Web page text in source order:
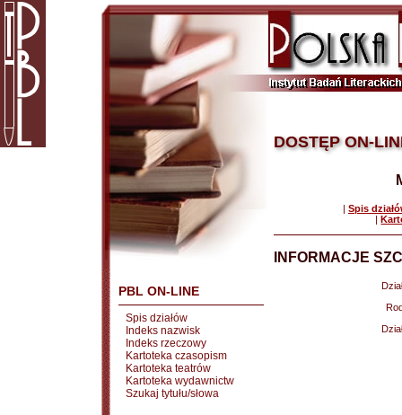
PBL ON-LINE
Spis działów
Indeks nazwisk
Indeks rzeczowy
Kartoteka czasopism
Kartoteka teatrów
Kartoteka wydawnictw
Szukaj tytułu/słowa
DOSTĘP ON-
| Spis
|
INFORMACJE